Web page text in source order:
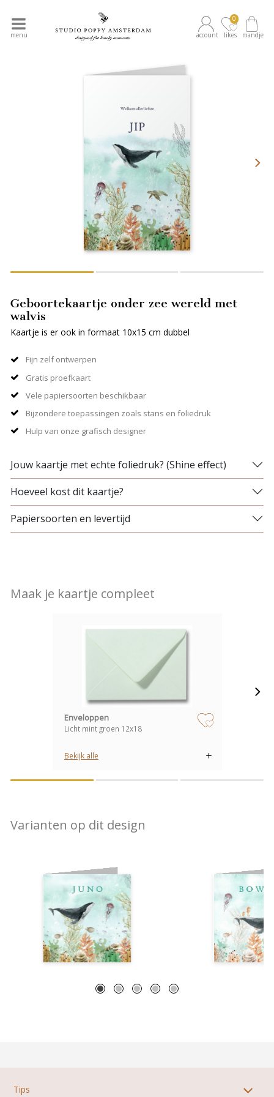
menu account likes
0
mandje
Geboortekaartje onder zee wereld met
walvis
Kaartje is er ook in formaat 10x15 cm dubbel
Fijn zelf ontwerpen
Gratis proefkaart
Vele papiersoorten beschikbaar
Bijzondere toepassingen zoals stans en foliedruk
Hulp van onze grafisch designer
Jouw kaartje met echte foliedruk? (Shine effect)
Hoeveel kost dit kaartje?
Papiersoorten en levertijd
Maak je kaartje compleet
Enveloppen
Licht mint groen 12x18
Bekijk alle
Varianten op dit design
Tips